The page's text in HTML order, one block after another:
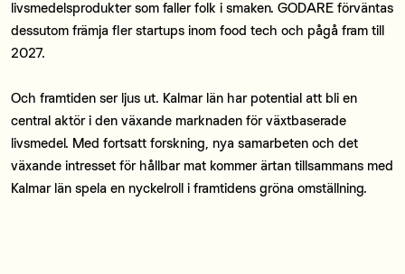
livsmedelsprodukter som faller folk i smaken. GODARE förväntas
dessutom främja fler startups inom food tech och pågå fram till
2027.
Och framtiden ser ljus ut. Kalmar län har potential att bli en
central aktör i den växande marknaden för växtbaserade
livsmedel. Med fortsatt forskning, nya samarbeten och det
växande intresset för hållbar mat kommer ärtan tillsammans med
Kalmar län spela en nyckelroll i framtidens gröna omställning.